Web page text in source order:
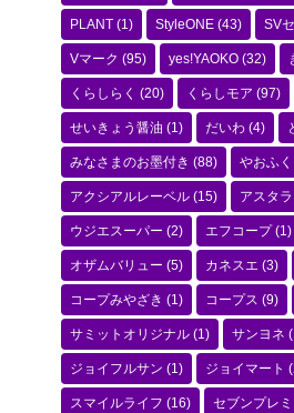
PLANT (1) StyleONE (43) SV
Vマーク (95) yes!YAOKO (32)
くらしらく (20) くらしモア (97)
せいきょう醤油 (1) だいわ (4)
みなさまのお墨付き (88) やおふく
アクシアルレーベル (15) アスタ
ウジエスーパー (2) エフコープ(1)
オザムバリュー (5) カネスエ (3)
コープみやざき (1) コープス (9)
サミットオリジナル (1) サンヨネ
ジョイフルサン (1) ジョイマート
スマイルライフ (16) セブンプレ